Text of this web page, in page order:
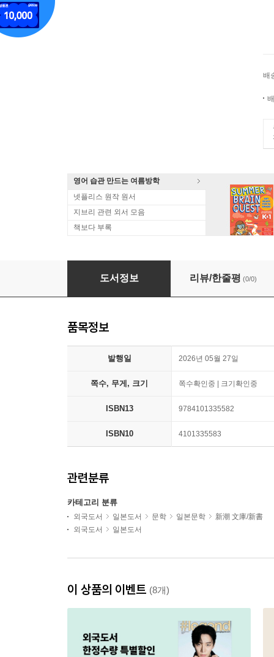
배
영어 습관 만드는 여름방학
넷플리스 원작 원서
지브리 관련 외서 모음
책보다 부록
おやじはニ-チェ
도서정보 리뷰/한줄평 (0/0)
품목정보
발행일 2026년 05월 27일
쪽수, 무게, 크기 쪽수확인중 | 크기확인중
ISBN13 9784101335582
ISBN10 4101335583
관련분류
카테고리 분류
외국도서 일본도서 문학 일본문학
新潮 文庫/新書
외국도서
일본도서
이 상품의 이벤트 (8개)